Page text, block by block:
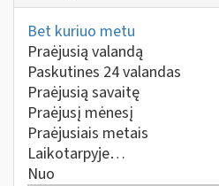
Bet kuriuo metu
Praėjusią valandą
Paskutines 24 valandas
Praėjusią savaitę
Praėjusį mėnesį
Praėjusiais metais
Laikotarpyje…
Nuo